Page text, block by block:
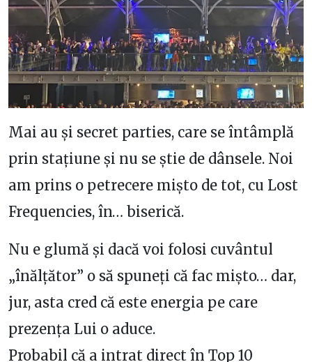
Mai au și secret parties, care se întâmplă
prin stațiune și nu se știe de dânsele. Noi
am prins o petrecere mișto de tot, cu Lost
Frequencies, în… biserică.
Nu e glumă și dacă voi folosi cuvântul
„înălțător” o să spuneți că fac mișto… dar,
jur, asta cred că este energia pe care
prezența Lui o aduce.
Probabil că a intrat direct în Top 10